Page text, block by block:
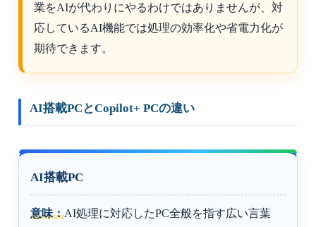
業をAIが代わりにやるわけではありませんが、対
応しているAI機能では処理の効率化や省電力化が
期待できます。
AI搭載PCとCopilot+ PCの違い
AI搭載PC
意味：AI処理に対応したPC全般を指す広い言葉